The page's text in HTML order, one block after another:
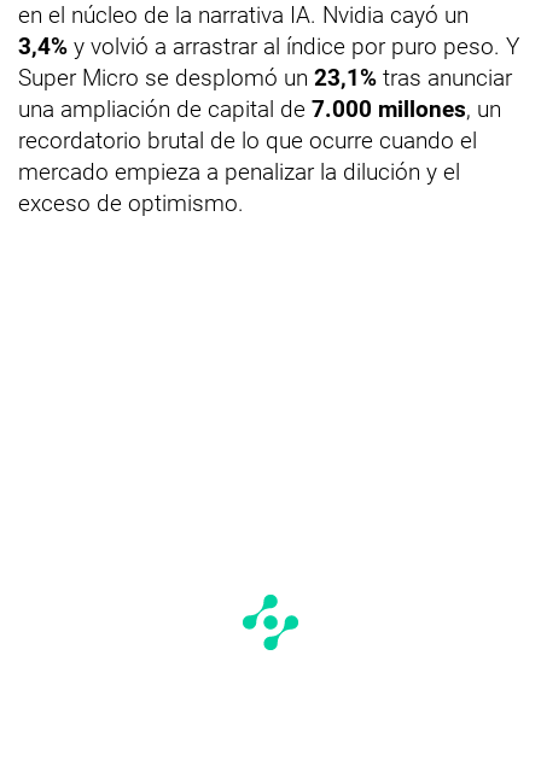
en el núcleo de la narrativa IA. Nvidia cayó un
3,4% y volvió a arrastrar al índice por puro peso. Y
Super Micro se desplomó un 23,1% tras anunciar
una ampliación de capital de 7.000 millones, un
recordatorio brutal de lo que ocurre cuando el
mercado empieza a penalizar la dilución y el
exceso de optimismo.